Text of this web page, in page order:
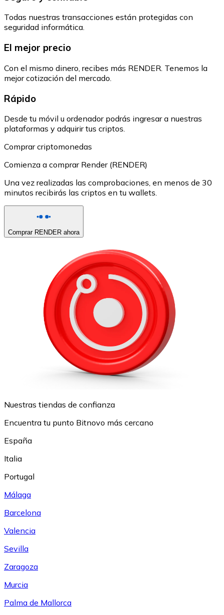
Todas nuestras transacciones están protegidas con
seguridad informática.
El mejor precio
Con el mismo dinero, recibes más RENDER. Tenemos la
mejor cotización del mercado.
Rápido
Desde tu móvil u ordenador podrás ingresar a nuestras
plataformas y adquirir tus criptos.
Comprar criptomonedas
Comienza a comprar Render (RENDER)
Una vez realizadas las comprobaciones, en menos de 30
minutos recibirás las criptos en tu wallets.
Comprar RENDER ahora
Nuestras tiendas de confianza
Encuentra tu punto Bitnovo más cercano
España
Italia
Portugal
Málaga
Barcelona
Valencia
Sevilla
Zaragoza
Murcia
Palma de Mallorca